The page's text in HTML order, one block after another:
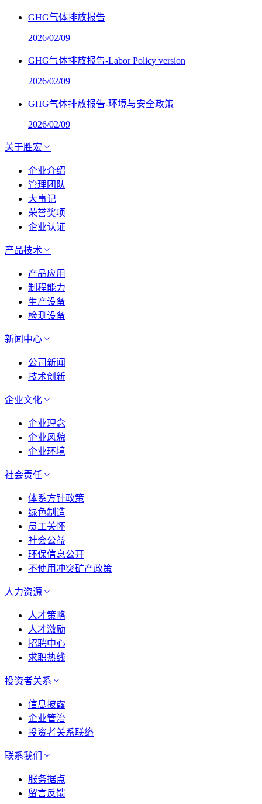
GHG气体排放报告
2026/02/09
GHG气体排放报告-Labor Policy version
2026/02/09
GHG气体排放报告-环境与安全政策
2026/02/09
关于胜宏
企业介绍
管理团队
大事记
荣誉奖项
企业认证
产品技术
产品应用
制程能力
生产设备
检测设备
新闻中心
公司新闻
技术创新
企业文化
企业理念
企业风貌
企业环境
社会责任
体系方针政策
绿色制造
员工关怀
社会公益
环保信息公开
不使用冲突矿产政策
人力资源
人才策略
人才激励
招聘中心
求职热线
投资者关系
信息披露
企业管治
投资者关系联络
联系我们
服务据点
留言反馈